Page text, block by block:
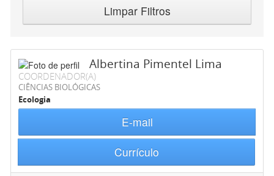
Limpar Filtros
Albertina Pimentel Lima
COORDENADOR(A)
CIÊNCIAS BIOLÓGICAS
Ecologia
E-mail
Currículo